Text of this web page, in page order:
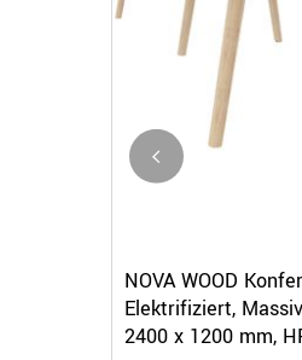
NOVA WOOD
Elektrifiziert,
2400 x 1200 mm,